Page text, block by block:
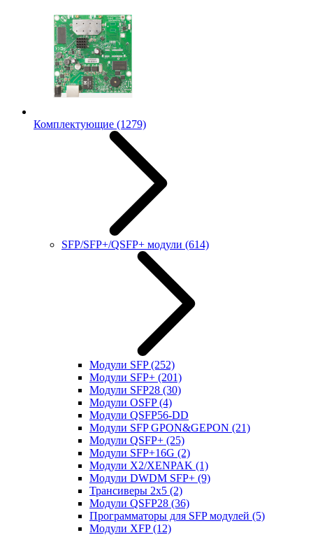
Комплектующие (1279)
SFP/SFP+/QSFP+ модули (614)
Модули SFP(252)
Модули SFP+ (201)
Модули SFP28 (30)
Модули OSFP(4)
Модули QSFP56-DD
Модули SFP GPON&GEPON (21)
Модули QSFP+ (25)
Модули SFP+16G (2)
Модули X2/XENPAK (1)
Модули DWDM SFP+ (9)
Трансиверы 2x5 (2)
Модули QSFP28 (36)
Программаторы для SFP модулей (5)
Модули XFP(12)